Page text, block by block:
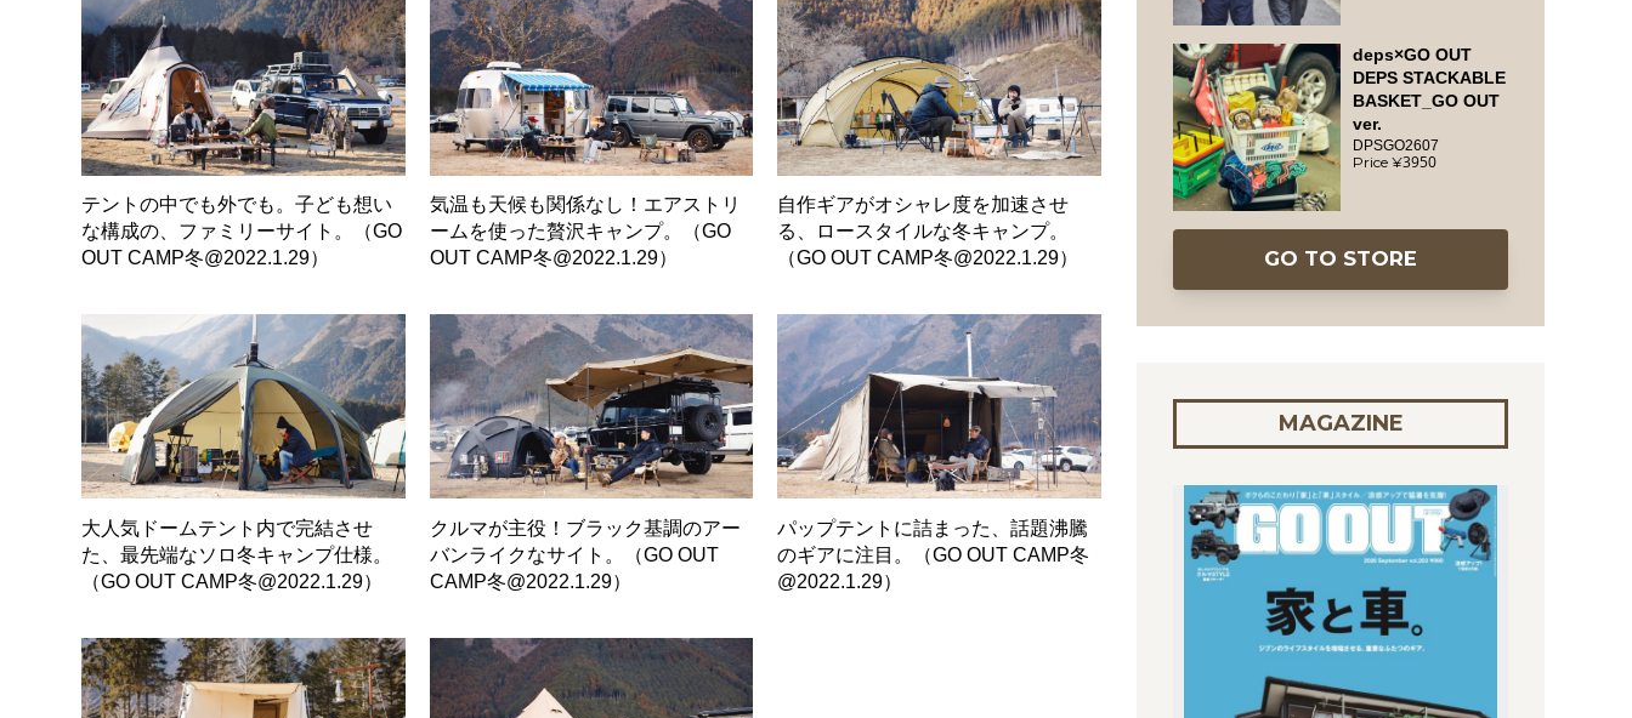
テントの中でも外でも。子ども想い
な構成の、ファミリーサイト。（GO
OUT CAMP冬@2022.1.29）
気温も天候も関係なし！エアストリ
ームを使った贅沢キャンプ。（GO
OUT CAMP冬@2022.1.29）
自作ギアがオシャレ度を加速させ
る、ロースタイルな冬キャンプ。
（GO OUT CAMP冬@2022.1.29）
大人気ドームテント内で完結させ
た、最先端なソロ冬キャンプ仕様。
（GO OUT CAMP冬@2022.1.29）
クルマが主役！ブラック基調のアー
バンライクなサイト。（GO OUT
CAMP冬@2022.1.29）
パップテントに詰まった、話題沸騰
のギアに注目。（GO OUT CAMP冬
@2022.1.29）
deps×GO OUT
DEPS STACKABLE
BASKET_GO OUT
ver.
DPSGO2607
3950
GO TO STORE
MAGAZINE